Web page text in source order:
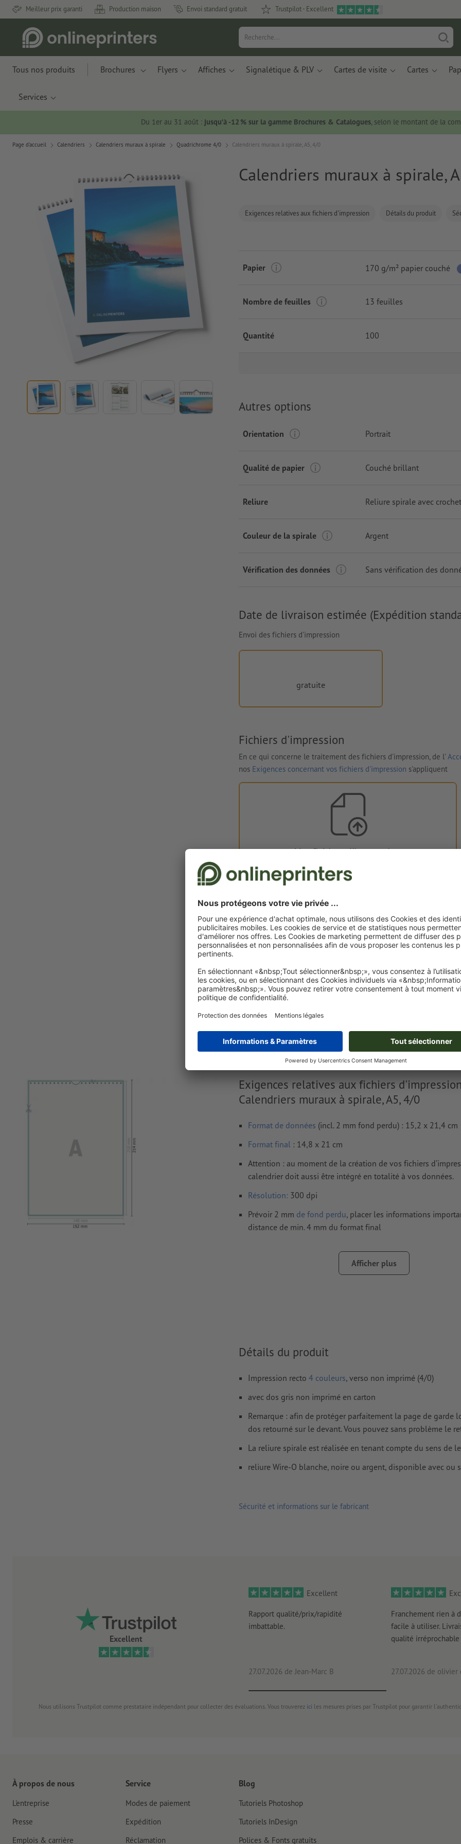
Meilleur prix garanti Production maison Envoi standard gratuit Trustpilot - Excellent
Tous nos produits Brochures Flyers Affiches Signalétique & PLV Cartes de visite Cartes
Services
Du 1er au 31 août : jusqu’à -12 % sur la gamme Brochures & Catalogues, selon le montant de la
Page d'accueil Calendriers Calendriers muraux à spirale Quadrichrome 4/0 Calendriers muraux à spirale, A5, 4/0
Calendriers muraux à spirale,
Exigences relatives aux fichiers d'impression Détails du produit
Papier 170 g/m² papier couché
Nombre de feuilles 13 feuilles
Quantité 100
Autres options
Orientation Portrait
Qualité de papier Couché brillant
Reliure Reliure spirale avec crochet
Couleur de la spirale Argent
Vérification des données Sans vérification des
Date de livraison estimée (Expédition
Envoi des fichiers d'impression
gratuite
Fichiers d'impression
En ce qui concerne le traitement des fichiers d'impression, de l'
nos Exigences concernant vos fichiers d'impression s'appliquent
Vos fichiers d'impression
Vous pouvez télécharger vos fichiers d'impression avant ou
Je dépose mes fichiers
Livraison approx. :
Exigences relatives aux fichiers d'impression
Calendriers muraux à spirale, A5, 4/0
Format de données (incl. 2 mm fond perdu) : 15,2 x 21,4 cm
Format final : 14,8 x 21 cm
Attention : au moment de la création de vos fichiers
calendrier doit aussi être intégré en totalité à vos données.
Résolution: 300 dpi
Prévoir 2 mm de fond perdu, placer les informations
distance de min. 4 mm du format final
CMJN, FOGRA51 (PSO Coated v3) pour les
Les commentaires sont supprimés et ne seront ainsi pas
Comment créer correctement des fichiers d'impression?
Afficher plus
Détails du produit
Impression recto 4 couleurs, verso non imprimé (4/0)
avec dos gris non imprimé en carton
Remarque : afin de protéger parfaitement la page de
dos retourné sur le devant. Vous pouvez sans problème le
La reliure spirale est réalisée en tenant compte du sens de
reliure Wire-O blanche, noire ou argent, disponible avec
Sécurité et informations sur le fabricant
Excellent
Excellent
Rapport qualité/prix/rapidité
imbattable.
27.07.2026 de Jean-Marc B
Franchement rien à
facile à utiliser.
qualité irréprochable
27.07.2026 de olivier
Nous utilisons Trustpilot comme prestataire indépendant pour collecter des évaluations. Vous trouverez ici les mesures prises par Trustpilot pour garantir
À propos de nous
L'entreprise
Presse
Emplois & carrière
Service
Modes de paiement
Expédition
Réclamation
Blog
Tutoriels Photoshop
Tutoriels InDesign
Polices & Fonts gratuits